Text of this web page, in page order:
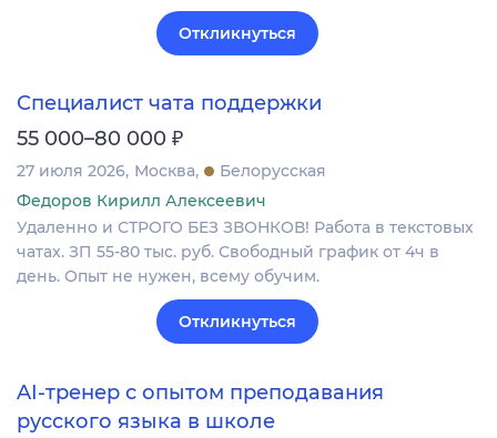
Откликнуться
Специалист чата поддержки
55 000–80 000 ₽
27 июля 2026 Москва
Белорусская
Федоров Кирилл Алексеевич
Удаленно и СТРОГО БЕЗ ЗВОНКОВ! Работа в текстовых
чатах. ЗП 55-80 тыс. руб. Свободный график от 4ч в
день. Опыт не нужен, всему обучим.
Откликнуться
AI-тренер с опытом преподавания
русского языка в школе